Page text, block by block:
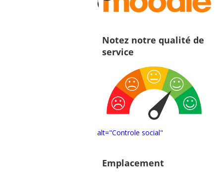
Notez notre qualité de
service
alt="Controle social"
Emplacement